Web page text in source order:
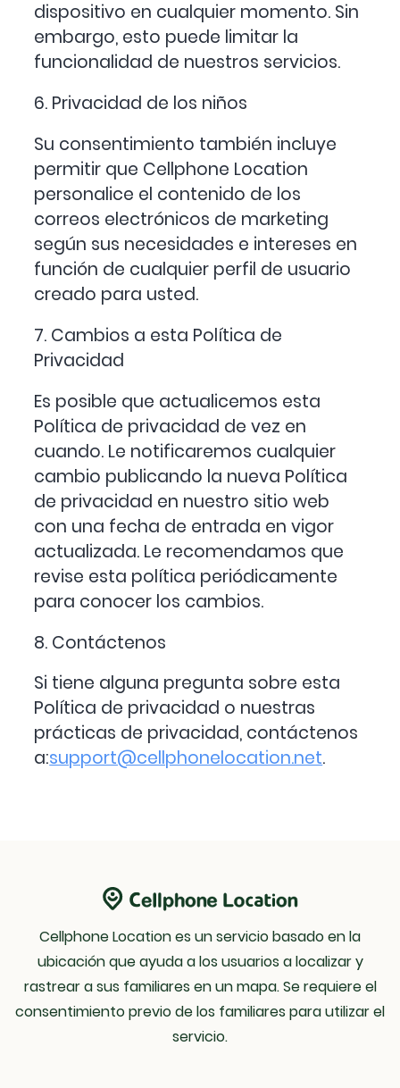
dispositivo en cualquier momento. Sin
embargo, esto puede limitar la
funcionalidad de nuestros servicios.
6. Privacidad de los niños
Su consentimiento también incluye
permitir que Cellphone Location
personalice el contenido de los
correos electrónicos de marketing
según sus necesidades e intereses en
función de cualquier perfil de usuario
creado para usted.
7. Cambios a esta Política de
Privacidad
Es posible que actualicemos esta
Política de privacidad de vez en
cuando. Le notificaremos cualquier
cambio publicando la nueva Política
de privacidad en nuestro sitio web
con una fecha de entrada en vigor
actualizada. Le recomendamos que
revise esta política periódicamente
para conocer los cambios.
8. Contáctenos
Si tiene alguna pregunta sobre esta
Política de privacidad o nuestras
prácticas de privacidad, contáctenos
a:support@cellphonelocation.net.
Cellphone Location es un servicio basado en la
ubicación que ayuda a los usuarios a localizar y
rastrear a sus familiares en un mapa. Se requiere el
consentimiento previo de los familiares para utilizar el
servicio.